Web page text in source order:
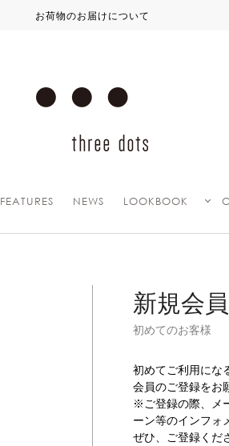
お荷物のお届けについて
FEATURES NEWS LOOKBOOK
新規会
初めてのお客様
初めてご利用にな
会員のご登録をお
※ご登録の際、メ
ーン等のインフォ
ぜひ、ご登録くだ